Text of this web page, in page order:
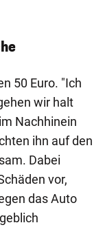
50 Euro. "Ich
wir halt
Nachhinein
ihn auf den
Dabei
vor,
das Auto